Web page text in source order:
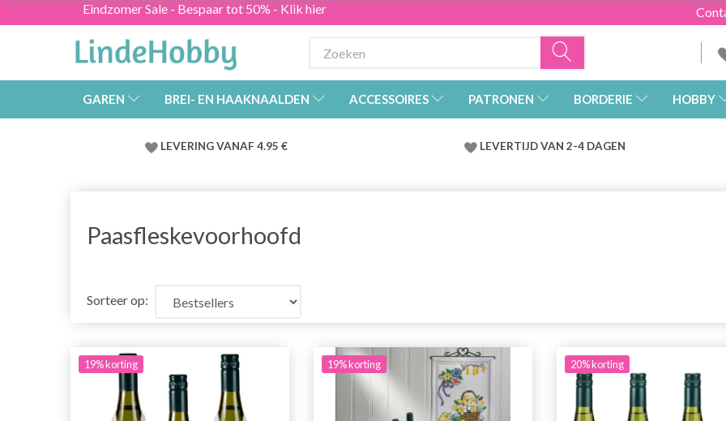
Eindzomer Sale - Bespaar tot 50% - Klik hier
GAREN BREI- EN HAAKNAALDEN ACCESSOIRES PATRONEN BORDERIE HOBBY
LEVERING VANAF 4.95 € LEVERTIJD VAN 2-4 DAGEN
Paasfleskevoorhoofd
Sorteer op:
19% korting 19% korting 20% korting